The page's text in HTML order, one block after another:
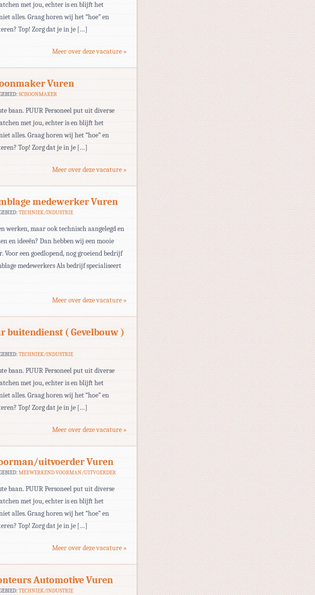
met jou, echter is en blijft het
alles. Graag horen wij het “hoe” en
Top! Zorg dat je in je […]
Meer over deze vacature »
Vuren
SCHOONMAKER
baan. PUUR Personeel put uit diverse
met jou, echter is en blijft het
alles. Graag horen wij het “hoe” en
Top! Zorg dat je in je […]
Meer over deze vacature »
medewerker Vuren
TECHNIEK/INDUSTRIE
werken, maar ook technisch aangelegd en
en ideeën? Dan hebben wij een mooie
een goedlopend, nog groeiend bedrijf
medewerkers Als bedrijf specialiseert
Meer over deze vacature »
buitendienst ( Gevelbouw )
TECHNIEK/INDUSTRIE
baan. PUUR Personeel put uit diverse
met jou, echter is en blijft het
alles. Graag horen wij het “hoe” en
Top! Zorg dat je in je […]
Meer over deze vacature »
uitvoerder Vuren
MEEWERKEND VOORMAN/UITVOERDER
baan. PUUR Personeel put uit diverse
met jou, echter is en blijft het
alles. Graag horen wij het “hoe” en
Top! Zorg dat je in je […]
Meer over deze vacature »
Automotive Vuren
TECHNIEK/INDUSTRIE